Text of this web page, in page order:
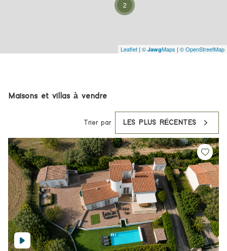
2
Leaflet | © JawgMaps | © OpenStreetMap
Maisons et villas à vendre
Trier par LES PLUS RÉCENTES